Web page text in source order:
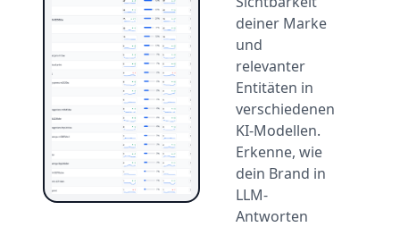
deiner Marke
und
relevanter
Entitäten in
verschiedenen
KI-Modellen.
Erkenne, wie
dein Brand in
LLM-
Antworten